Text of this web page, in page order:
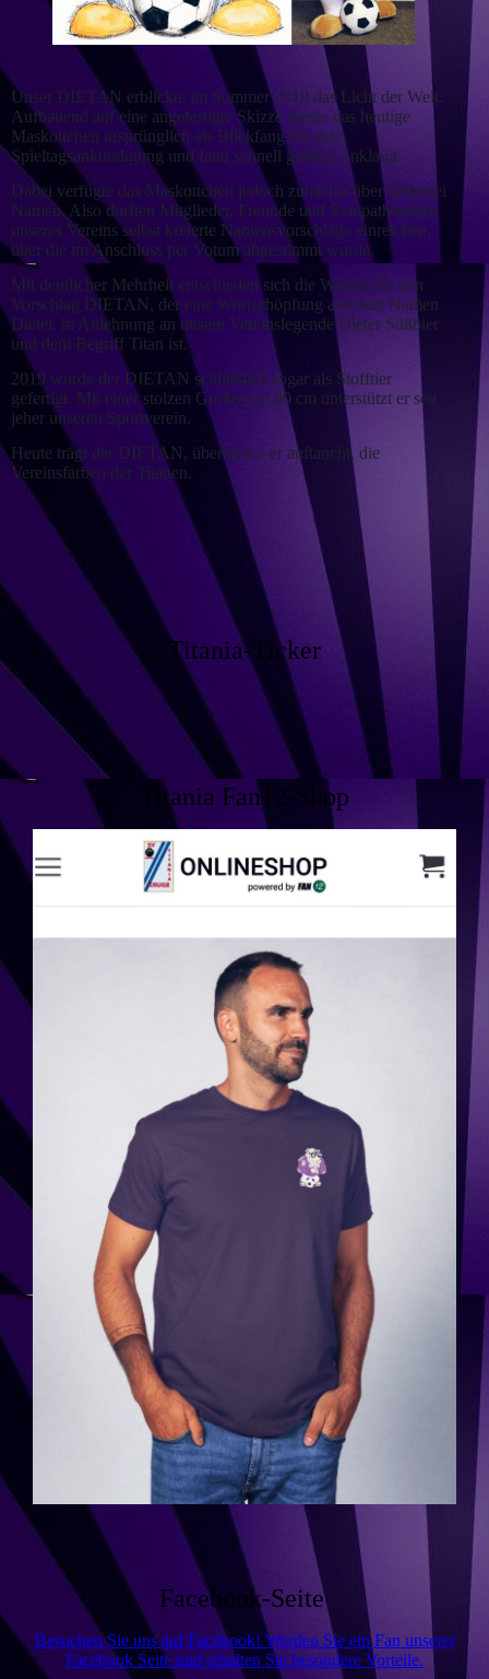
Unser DIETAN erblickte im Sommer 2018 das Licht der Welt.
Aufbauend auf eine angefertigte Skizze diente das heutige
Maskottchen ursprünglich als Blickfang für eine
Spieltagsankündigung und fand schnell großen Anklang.
Dabei verfügte das Maskottchen jedoch zunächst über keinerlei
Namen. Also durften Mitglieder, Freunde und Sympathisanten
unseres Vereins selbst kreierte Namensvorschläge einreichen,
über die im Anschluss per Votum abgestimmt wurde.
Mit deutlicher Mehrheit entschieden sich die Wähler für den
Vorschlag DIETAN, der eine Wortschöpfung aus dem Namen
Dieter, in Anlehnung an unsere Vereinslegende Dieter Süßbier
und dem Begriff Titan ist.
2019 wurde der DIETAN schließlich sogar als Stofftier
gefertigt. Mit einer stolzen Größe von 80 cm unterstützt er seit
jeher unseren Sportverein.
Heute trägt der DIETAN, überall wo er auftaucht, die
Vereinsfarben der Titanen.
Titania-Ticker
Titania Fan12-Shop
Facebook-Seite
Besuchen Sie uns auf Facebook! Werden Sie ein Fan unserer
Facebook Seite und erhalten Sie besondere Vorteile.